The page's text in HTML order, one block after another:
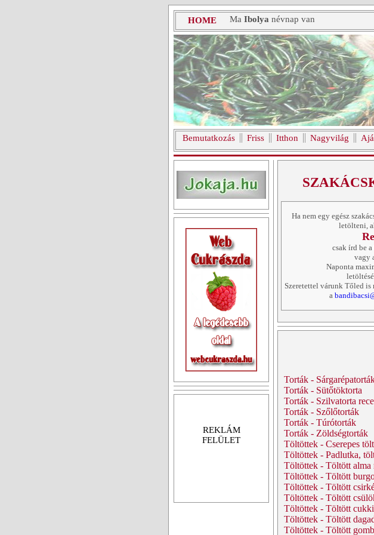
HOME Ma Ibolya névnap van
Bemutatkozás Friss Itthon Nagyvilág
REKLÁM
FELÜLET
Ha nem egy egész
letölteni,
csak írd be
vagy
Naponta
Szeretettel várunk Tőled
a
Torták -
Torták - Sütőtöktorta
Torták - Szilvatorta
Torták - Szőlőtorták
Torták - Túrótorták
Torták - Zöldségtorták
Töltöttek - Cserepes
Töltöttek - Padlutka,
Töltöttek - Töltött alma
Töltöttek - Töltött
Töltöttek - Töltött
Töltöttek - Töltött
Töltöttek - Töltött
Töltöttek - Töltött
Töltöttek - Töltött